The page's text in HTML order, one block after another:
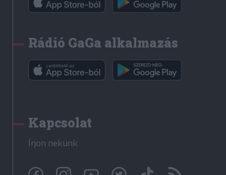
Rádió GaGa alkalmazás
Kapcsolat
Írjon nekünk